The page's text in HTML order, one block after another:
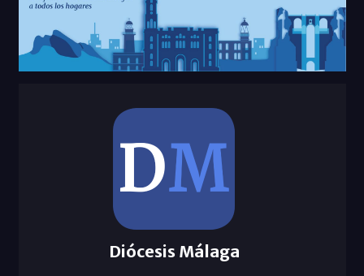
Diócesis Málaga